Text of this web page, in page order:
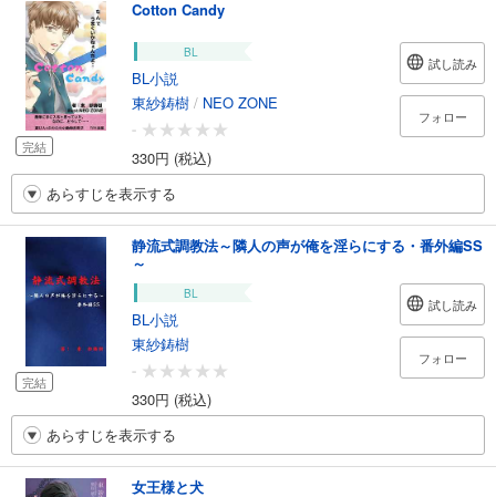
完結
Cotton Candy
BL
BL小説
東紗鋳樹 / NEO ZONE
-
330円 (税込)
試し読み
フォロー
あらすじを表示する
完結
静流式調教法～隣人の声が俺を淫らにする・番外編SS
～
BL
BL小説
東紗鋳樹
-
330円 (税込)
試し読み
フォロー
あらすじを表示する
女王様と犬